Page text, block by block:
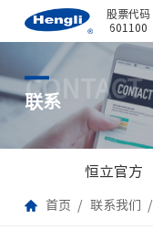
股票代码
601100
CONTACT
联系
恒立官方
首页 联系我们